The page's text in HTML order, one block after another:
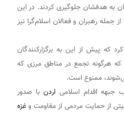
به هدفشان جلوگیری کردند. در این
جمله رهبران و فعالان اسلام‌گرا نیز
که پیش از این به برگزارکنندگان
که هرگونه تجمع در مناطق مرزی که
ممنوع است.
جبهه اقدام اسلامی اردنبا صدور
از حمایت مردمی از مقاومت وغزه